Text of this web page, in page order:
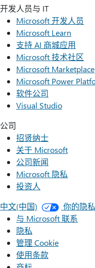
开发人员与 IT
Microsoft 开发人员
Microsoft Learn
支持 AI 商城应用
Microsoft 技术社区
Microsoft Marketplace
Microsoft Power
软件公司
Visual Studio
公司
招贤纳士
关于 Microsoft
公司新闻
Microsoft 隐私
投资人
中文(中国)
你的隐
与 Microsoft 联系
隐私
管理 Cookie
使用条款